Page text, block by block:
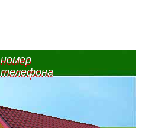
номер
телефона